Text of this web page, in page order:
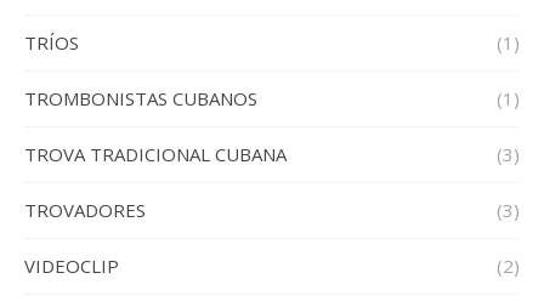
TRÍOS (1)
TROMBONISTAS CUBANOS (1)
TROVA TRADICIONAL CUBANA (3)
TROVADORES (3)
VIDEOCLIP (2)